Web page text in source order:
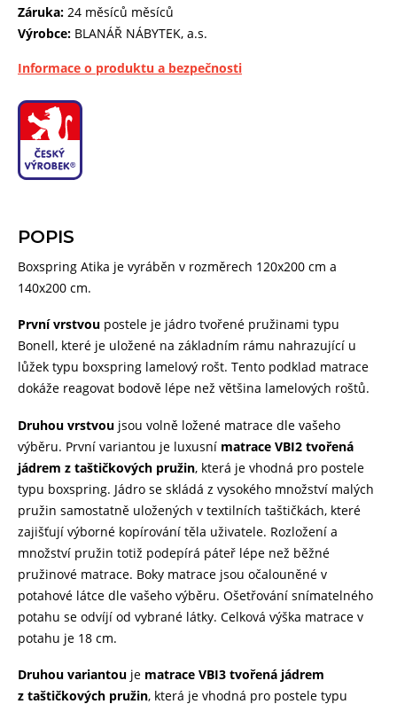
POPIS
Boxspring Atika je vyráběn v rozměrech 120x200 cm a
140x200 cm.
První vrstvou postele je jádro tvořené pružinami typu
Bonell, které je uložené na základním rámu nahrazující u
lůžek typu boxspring lamelový rošt. Tento podklad matrace
dokáže reagovat bodově lépe než většina lamelových roštů.
Druhou vrstvou jsou volně ložené matrace dle vašeho
výběru. První variantou je luxusní matrace VBI2 tvořená
jádrem z taštičkových pružin, která je vhodná pro postele
typu boxspring. Jádro se skládá z vysokého množství malých
pružin samostatně uložených v textilních taštičkách, které
zajišťují výborné kopírování těla uživatele. Rozložení a
množství pružin totiž podepírá páteř lépe než běžné
pružinové matrace. Boky matrace jsou očalouněné v
potahové látce dle vašeho výběru. Ošetřování snímatelného
potahu se odvíjí od vybrané látky. Celková výška matrace v
potahu je 18 cm.
Druhou variantou je matrace VBI3 tvořená jádrem
z taštičkových pružin, která je vhodná pro postele typu
Záruka: 24 měsíců měsíců
Výrobce: BLANÁŘ NÁBYTEK, a.s.
Informace o produktu a bezpečnosti